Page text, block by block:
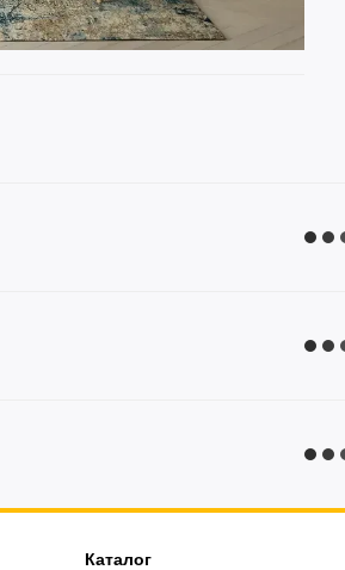
Каталог